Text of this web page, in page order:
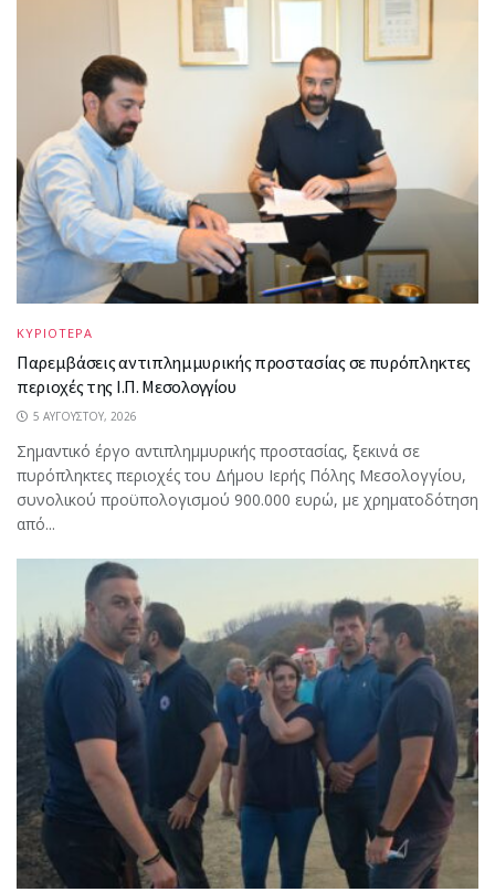
ΚΥΡΙΟΤΕΡΑ
Παρεμβάσεις αντιπλημμυρικής προστασίας σε πυρόπληκτες
περιοχές της Ι.Π. Μεσολογγίου
5 ΑΥΓΟΎΣΤΟΥ, 2026
Σημαντικό έργο αντιπλημμυρικής προστασίας, ξεκινά σε
πυρόπληκτες περιοχές του Δήμου Ιερής Πόλης Μεσολογγίου,
συνολικού προϋπολογισμού 900.000 ευρώ, με χρηματοδότηση
από...